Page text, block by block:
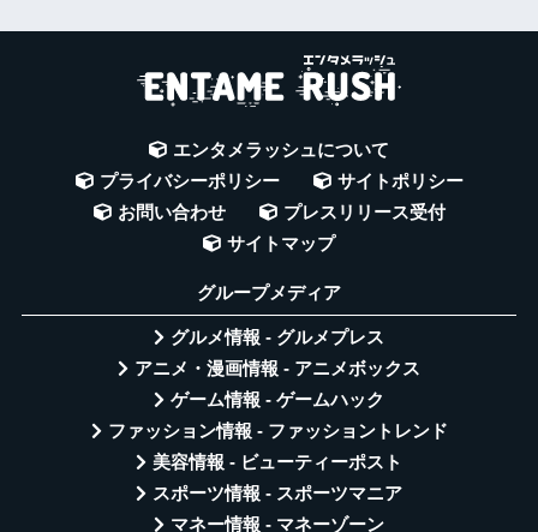
エンタメラッシュについて
プライバシーポリシー
サイトポリシー
お問い合わせ
プレスリリース受付
サイトマップ
グループメディア
グルメ情報 - グルメプレス
アニメ・漫画情報 - アニメボックス
ゲーム情報 - ゲームハック
ファッション情報 - ファッショントレンド
美容情報 - ビューティーポスト
スポーツ情報 - スポーツマニア
マネー情報 - マネーゾーン